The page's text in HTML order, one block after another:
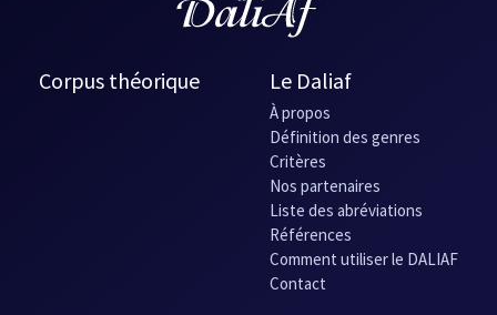
Corpus théorique Le Daliaf
À propos
Définition des genres
Critères
Nos partenaires
Liste des abréviations
Références
Comment utiliser le DALIAF
Contact